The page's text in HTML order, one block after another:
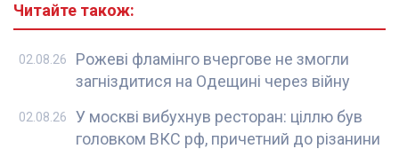
Читайте також:
Рожеві фламінго вчергове не змогли
загніздитися на Одещині через війну
02.08.26
У москві вибухнув ресторан: ціллю був
головком ВКС рф, причетний до різанини
02.08.26